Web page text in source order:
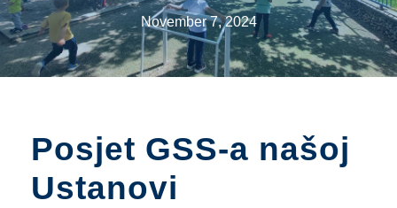
November 7, 2024
Posjet GSS-a našoj
Ustanovi